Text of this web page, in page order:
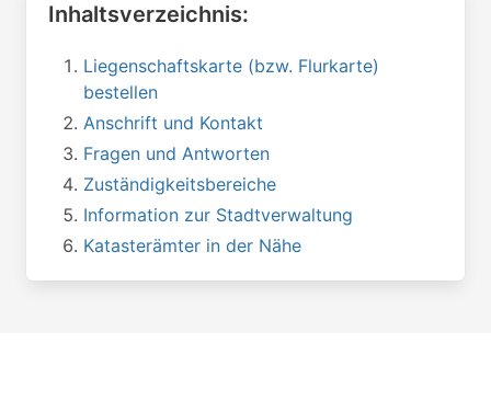
Inhaltsverzeichnis:
Liegenschaftskarte (bzw. Flurkarte)
bestellen
Anschrift und Kontakt
Fragen und Antworten
Zuständigkeitsbereiche
Information zur Stadtverwaltung
Katasterämter in der Nähe